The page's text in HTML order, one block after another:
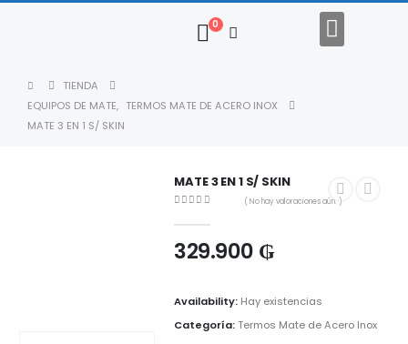
0
TIENDA
EQUIPOS DE MATE, TERMOS MATE DE ACERO INOX
MATE 3 EN 1 S/ SKIN
MATE 3 EN 1 S/ SKIN
( No hay valoraciones aún. )
329.900 ₲
Availability: Hay existencias
Categoría:Termos Mate de Acero Inox